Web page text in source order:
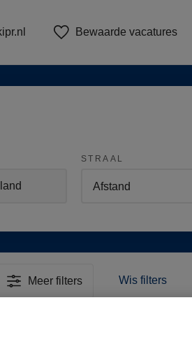
Bewaarde vacatures
STRAAL
Meer filters Wis filters